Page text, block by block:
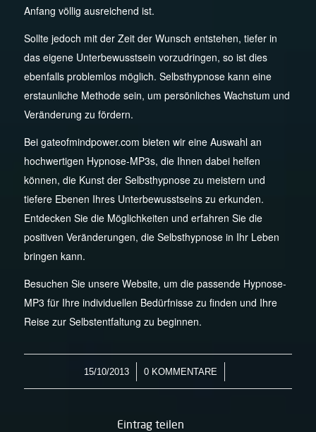
Anfang völlig ausreichend ist.
Sollte jedoch mit der Zeit der Wunsch entstehen, tiefer in
das eigene Unterbewusstsein vorzudringen, so ist dies
ebenfalls problemlos möglich. Selbsthypnose kann eine
erstaunliche Methode sein, um persönliches Wachstum und
Veränderung zu fördern.
Bei gateofmindpower.com bieten wir eine Auswahl an
hochwertigen Hypnose-MP3s, die Ihnen dabei helfen
können, die Kunst der Selbsthypnose zu meistern und
tiefere Ebenen Ihres Unterbewusstseins zu erkunden.
Entdecken Sie die Möglichkeiten und erfahren Sie die
positiven Veränderungen, die Selbsthypnose in Ihr Leben
bringen kann.
Besuchen Sie unsere Website, um die passende Hypnose-
MP3 für Ihre individuellen Bedürfnisse zu finden und Ihre
Reise zur Selbstentfaltung zu beginnen.
15/10/2013
/ 0 KOMMENTARE
/
Eintrag teilen